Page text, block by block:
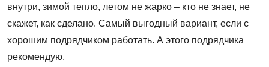
внутри, зимой тепло, летом не жарко – кто не знает, не
скажет, как сделано. Самый выгодный вариант, если с
хорошим подрядчиком работать. А этого подрядчика
рекомендую.